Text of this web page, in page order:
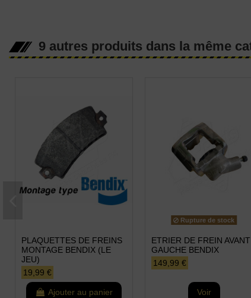
9 autres produits dans la même
PLAQUETTES DE FREINS
MONTAGE BENDIX (LE
JEU)
19,99 €
Ajouter au panier
Rupture de stock
ETRIER DE FREIN AVANT
GAUCHE BENDIX
149,99 €
Voir